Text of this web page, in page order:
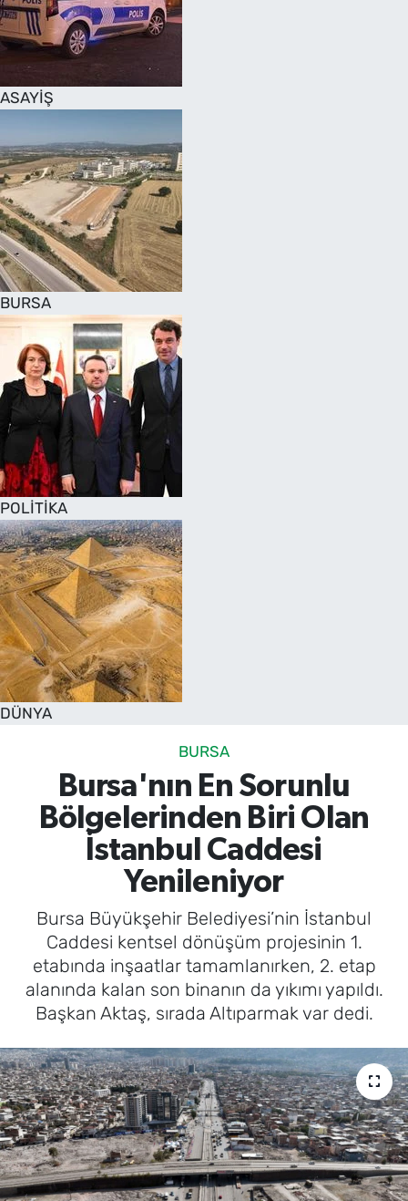
ASAYİŞ
BURSA
POLİTİKA
DÜNYA
BURSA
Bursa'nın En Sorunlu
Bölgelerinden Biri Olan
İstanbul Caddesi
Yenileniyor
Bursa Büyükşehir Belediyesi’nin İstanbul
Caddesi kentsel dönüşüm projesinin 1.
etabında inşaatlar tamamlanırken, 2. etap
alanında kalan son binanın da yıkımı yapıldı.
Başkan Aktaş, sırada Altıparmak var dedi.
SAĞLIK
TV REHBERİ